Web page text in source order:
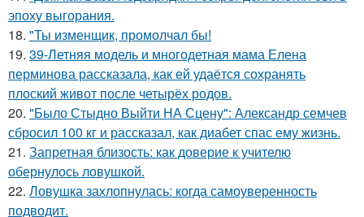
эпоху выгорания.
18. "Ты изменщик, промолчал бы!
19. 39-Летняя модель и многодетная мама Елена
перминова рассказала, как ей удаётся сохранять
плоский живот после четырёх родов.
20. "Было Стыдно Выйти НА Сцену": Александр семчев
сбросил 100 кг и рассказал, как диабет спас ему жизнь.
21. Запретная близость: как доверие к учителю
обернулось ловушкой.
22. Ловушка захлопнулась: когда самоуверенность
подводит.